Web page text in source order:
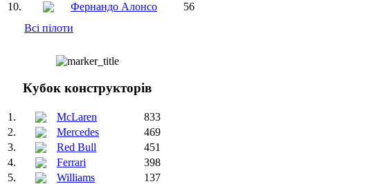
10.
Фернандо Алонсо
56
Всі пілоти
Кубок конструкторів
1. McLaren
833
2.
Mercedes
469
3.
Red Bull
451
4.
Ferrari
398
5.
Williams
137